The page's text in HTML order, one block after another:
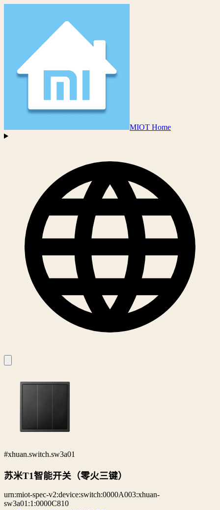
MIOT Home
#xhuan.switch.sw3a01
苏米T1智能开关（零火三键）
urn:miot-spec-v2:device:switch:0000A003:xhuan-
sw3a01:1:0000C810